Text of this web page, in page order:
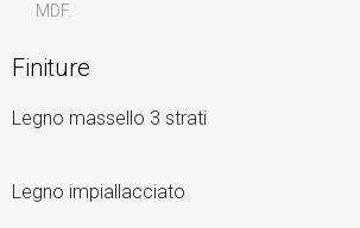
MDF.
Finiture
Legno massello 3 strati
Legno impiallacciato